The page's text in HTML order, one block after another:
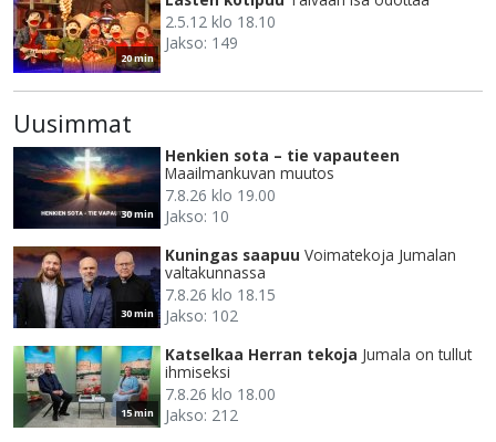
20 min
2.5.12 klo 18.10
Jakso: 149
Uusimmat
30 min
Henkien sota – tie vapauteen
Maailmankuvan muutos
7.8.26 klo 19.00
Jakso: 10
30 min
Kuningas saapuu Voimatekoja Jumalan
valtakunnassa
7.8.26 klo 18.15
Jakso: 102
15 min
Katselkaa Herran tekoja Jumala on tullut
ihmiseksi
7.8.26 klo 18.00
Jakso: 212